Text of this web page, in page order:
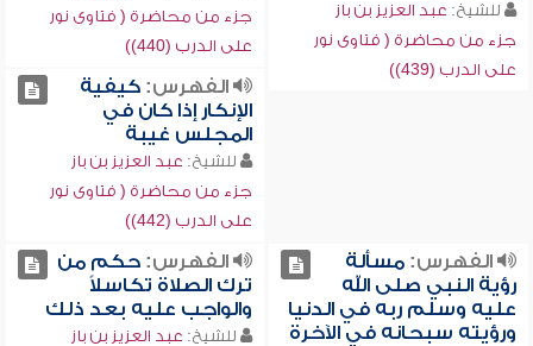
للشيخ: عبد العزيز بن باز
جزء من محاضرة ( فتاوى نور
على الدرب (439))
جزء من محاضرة ( فتاوى نور
على الدرب (440))
الفهرس:كيفية
الإنكار إذا كان في
المجلس غيبة
للشيخ: عبد العزيز بن باز
جزء من محاضرة ( فتاوى نور
على الدرب (442))
الفهرس:مسألة
رؤية النبي صلى الله
عليه وسلم ربه في الدنيا
ورؤيته سبحانه في الآخرة
الفهرس:حكم من
ترك الصلاة تكاسلاً
والواجب عليه بعد ذلك
للشيخ: عبد العزيز بن باز